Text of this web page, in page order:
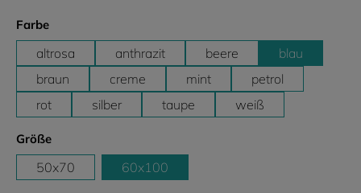
Farbeauswählen
altrosa anthrazit beere
blau
braun
creme mint
petrol
rot
silber taupe weiß
Größeauswählen
50x70 60x100